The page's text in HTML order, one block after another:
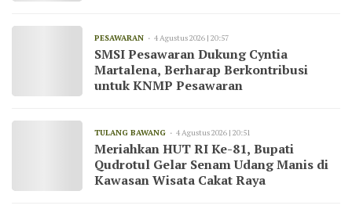
PESAWARAN 4 Agustus 2026 | 20:57
SMSI Pesawaran Dukung Cyntia
Martalena, Berharap Berkontribusi
untuk KNMP Pesawaran
TULANG BAWANG 4 Agustus 2026 | 20:51
Meriahkan HUT RI Ke-81, Bupati
Qudrotul Gelar Senam Udang Manis di
Kawasan Wisata Cakat Raya